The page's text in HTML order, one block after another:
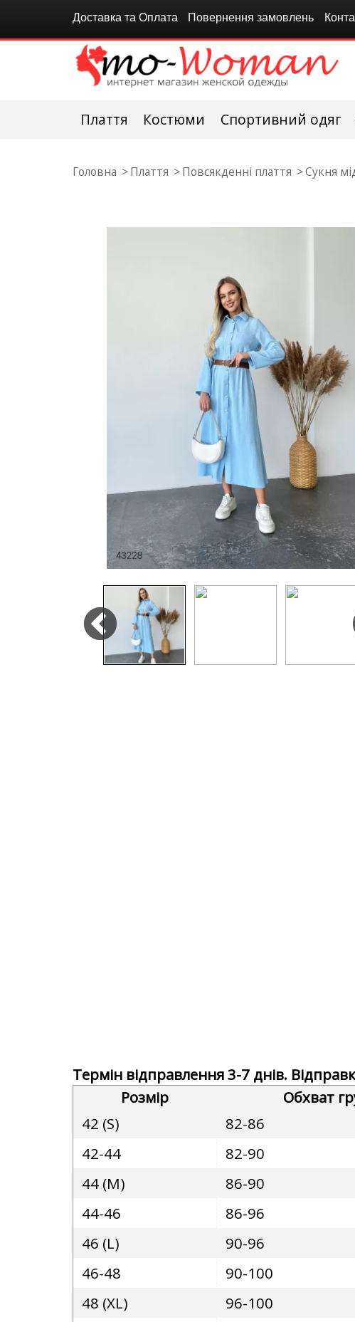
Доставка та Оплата Повернення замовлень
Плаття Костюми Спортивний одяг
Головна Плаття Повсякденні плаття Сукня
Термін відправлення 3-7 днів.
Розмір
Обхват
42 (S)
82-86
42-44
82-90
44 (M)
86-90
44-46
86-96
46 (L)
90-96
46-48
90-100
48 (XL)
96-100